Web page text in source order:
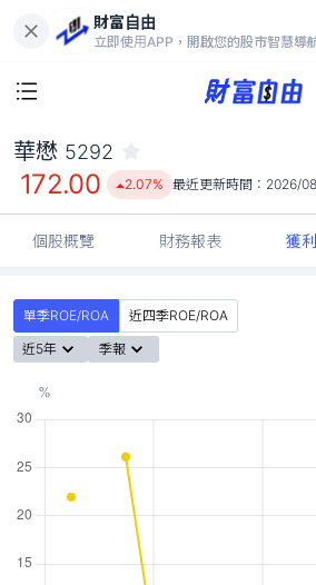
財富自由
立即使用APP，開啟您的股市智慧導
172.00
2.07%
華懋 5292
172.00 2.07% 最近更新時間： 2026/
個股概覽 財務報表 獲
單季ROE/ROA
近四季ROE/ROA
近5年
季報